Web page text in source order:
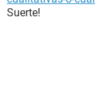
Suerte!